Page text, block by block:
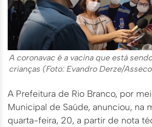
A coronavac é a vacina que está
crianças (Foto: Evandro Derze/
A Prefeitura de Rio Branco, por
Municipal de Saúde, anunciou, na
quarta-feira, 20, a partir de nota